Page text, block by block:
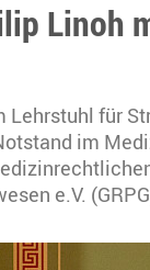
Linoh
Lehrstuhl für
im
e.V.